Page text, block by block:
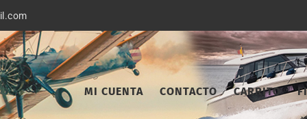
MI CUENTA CONTACTO CARRITO